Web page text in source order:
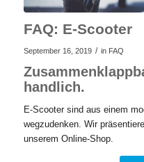
FAQ: E-Scooter
September 16, 2019 / in FAQ
handlich.
E-Scooter sind aus einem
wegzudenken. Wir
unserem Online-Shop.